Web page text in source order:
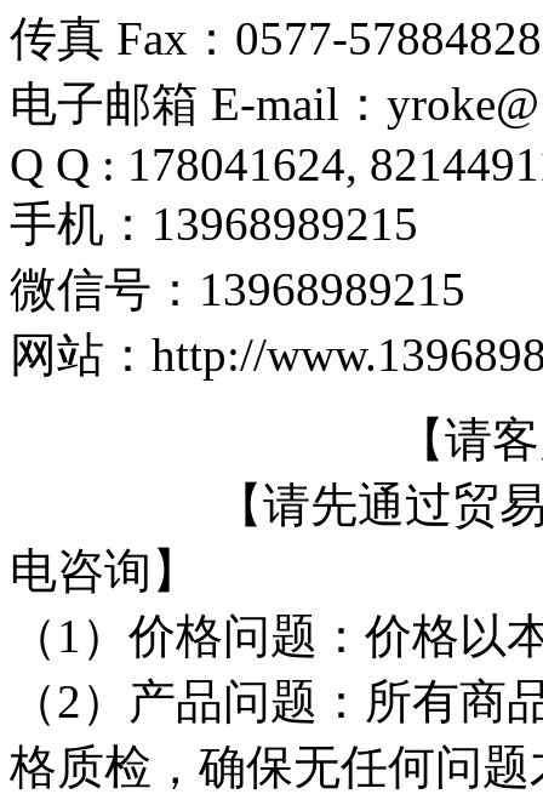
传真 Fax：0577-
电子邮箱 E-mail：
Q Q : 178041624,
手机：13968989215
微信号：13968989215
网站：http://
【请客户在下
【请先通过贸易通
电咨询】
（1）价格问题：价格以
（2）产品问题：所有
格质检，确保无任何问